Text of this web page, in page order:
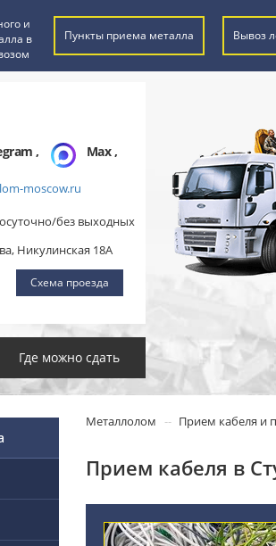
и
в
Пункты приема металла Вывоз
, Max,
moscow.ru
без выходных
Никулинская 18А
Схема проезда
Где можно сдать
Металлолом Прием кабеля и
Прием кабеля в